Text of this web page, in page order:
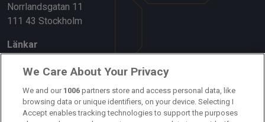
Norrlandsgatan 11
111 43 Stockholm
Länkar
Om oss
Kontakta oss
Kundtjänst
We Care About Your Privacy
We and our 1006 partners store and access personal data, like
browsing data or unique identifiers, on your device. Selecting I
Accept enables tracking technologies to support the purposes